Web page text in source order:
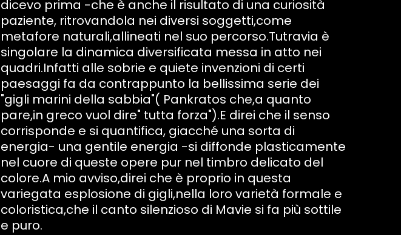
dicevo prima -che è anche il risultato di una curiosità
paziente, ritrovandola nei diversi soggetti,come
metafore naturali,allineati nel suo percorso.Tutravia è
singolare la dinamica diversificata messa in atto nei
quadri.Infatti alle sobrie e quiete invenzioni di certi
paesaggi fa da contrappunto la bellissima serie dei
"gigli marini della sabbia"( Pankratos che,a quanto
pare,in greco vuol dire" tutta forza").E direi che il senso
corrisponde e si quantifica, giacché una sorta di
energia- una gentile energia -si diffonde plasticamente
nel cuore di queste opere pur nel timbro delicato del
colore.A mio avviso,direi che è proprio in questa
variegata esplosione di gigli,nella loro varietà formale e
coloristica,che il canto silenzioso di Mavie si fa più sottile
e puro.